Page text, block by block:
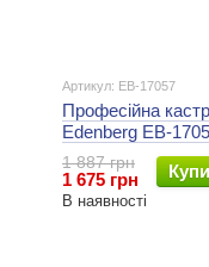
Артикул: EB-17057
Професійна
Edenberg EB-
1 887 грн
1 675 грн
В наявності